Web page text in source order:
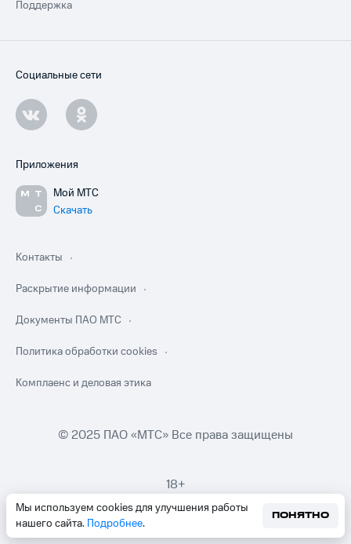
Мы используем cookies для улучшения работы
нашего сайта. Подробнее.
ПОНЯТНО
Поддержка
Социальные сети
Приложения
Мой МТС
Скачать
Контакты
Раскрытие информации
Документы ПАО МТС
Политика обработки cookies
Комплаенс и деловая этика
© 2025 ПАО «МТС» Все права защищены
18+